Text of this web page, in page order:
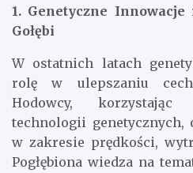
1. Genetyczne
Gołębi
W ostatnich latach
rolę w ulepszaniu cech
Hodowcy, korzystając
technologii
w zakresie prędkości,
Pogłębiona wiedza na